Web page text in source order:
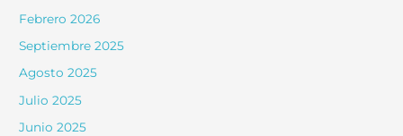
Febrero 2026
Septiembre 2025
Agosto 2025
Julio 2025
Junio 2025